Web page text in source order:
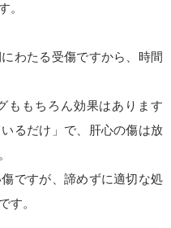
。
わたる受傷ですから、時間
ももちろん効果はあります
るだけ」で、肝心の傷は放
ですが、諦めずに適切な処
す。